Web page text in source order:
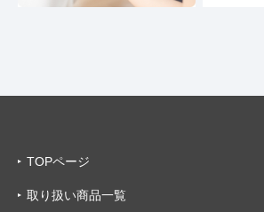
TOPページ
取り扱い商品一覧